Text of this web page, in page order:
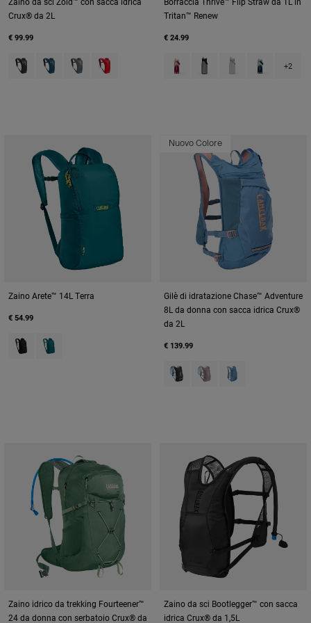
Crux® da 2L
€ 99.99
Product swatch type of Black/White.
Product swatch type of Deep Blue.
Product swatch type of Grey/Orange.
Product swatch type of Scarlet Red.
Tritan™ Renew
€ 24.99
Product swatch type of Blush
Product swatch type of
Product swatch
Product
+2
Zaino Arete™ 14L Terra
€ 54.99
Product swatch type of Black.
Product swatch type of Deep Teal.
Nuovo Colore
Gilè di idratazione Chase™ Adventure
8L da donna con sacca idrica Crux®
da 2L
€ 139.99
Product swatch type of Black/
Product swatch type of
Product swatch
Zaino idrico da trekking Fourteener™
24 da donna con serbatoio Crux® da
Zaino da sci Bootlegger™ con sacca
idrica Crux® da 1,5L